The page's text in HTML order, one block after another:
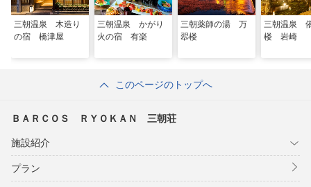
三朝温泉 木造り
の宿 橋津屋
三朝温泉 かがり
火の宿 有楽
三朝薬師の湯 万
翆楼
三朝温泉
楼 岩崎
このページのトップへ
ＢＡＲＣＯＳ ＲＹＯＫＡＮ 三朝荘
施設紹介
プラン